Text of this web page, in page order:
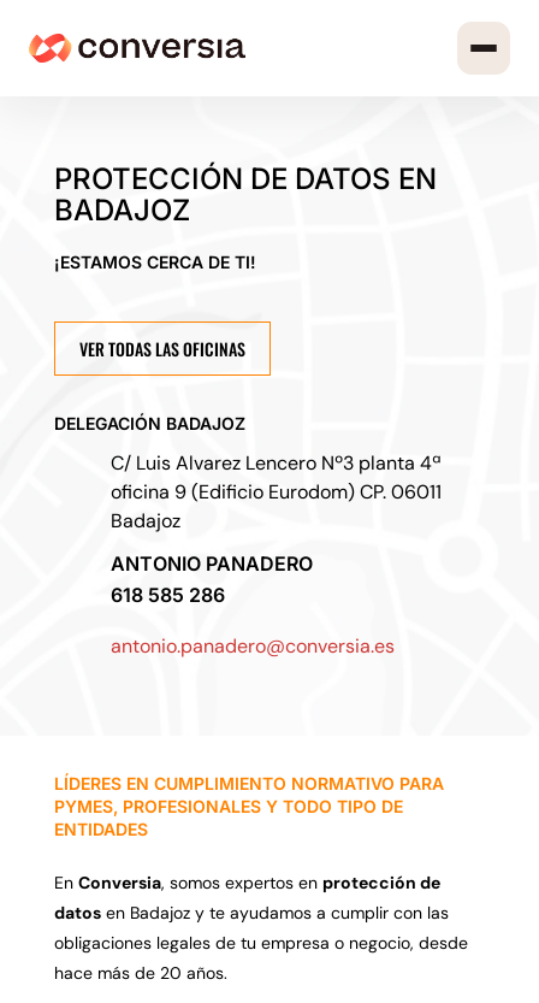
PROTECCIÓN DE DATOS EN
BADAJOZ
¡ESTAMOS CERCA DE TI!
VER TODAS LAS OFICINAS
DELEGACIÓN BADAJOZ
C/ Luis Alvarez Lencero Nº3 planta 4ª
oficina 9 (Edificio Eurodom) CP. 06011
Badajoz
ANTONIO PANADERO
618 585 286
antonio.panadero@conversia.es
LÍDERES EN CUMPLIMIENTO NORMATIVO PARA
PYMES, PROFESIONALES Y TODO TIPO DE
ENTIDADES
En Conversia, somos expertos en protección de
datosen Badajoz y te ayudamos a cumplir con las
obligaciones legales de tu empresa o negocio, desde
hace más de 20 años.